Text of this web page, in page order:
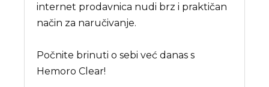
internet prodavnica nudi brz i praktičan
način za naručivanje.
Počnite brinuti o sebi već danas s
Hemoro Clear!